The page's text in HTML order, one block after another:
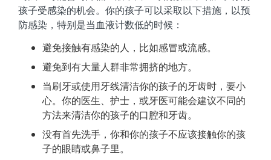
孩子受感染的机会。你的孩子可以采取以下措施，以预
防感染，特别是当血液计数低的时候：
避免接触有感染的人，比如感冒或流感。
避免到有大量人群非常拥挤的地方。
当刷牙或使用牙线清洁你的孩子的牙齿时，要小
心。你的医生、护士，或牙医可能会建议不同的
方法来清洁你的孩子的口腔和牙齿。
没有首先洗手，你和你的孩子不应该接触你的孩
子的眼睛或鼻子里。